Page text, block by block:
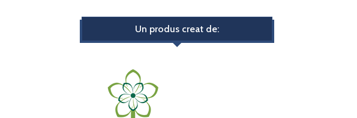
Un produs creat de: